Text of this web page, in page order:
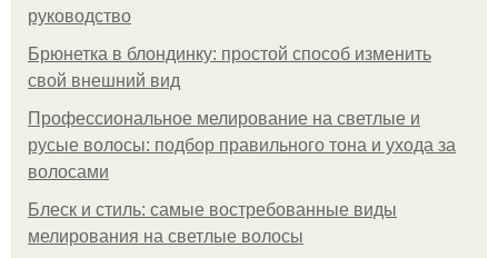
руководство
Брюнетка в блондинку: простой способ изменить
свой внешний вид
Профессиональное мелирование на светлые и
русые волосы: подбор правильного тона и ухода за
волосами
Блеск и стиль: самые востребованные виды
мелирования на светлые волосы